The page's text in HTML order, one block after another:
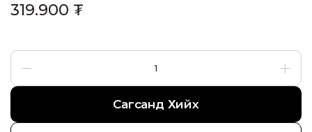
319.900 ₮
Сагсанд Хийх